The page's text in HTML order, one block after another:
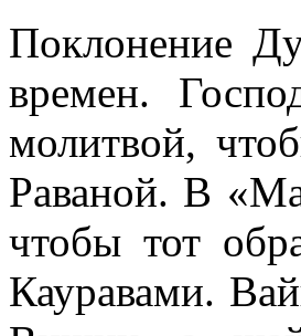
Поклонение
времен.
молитвой,
Раваной. В
чтобы тот
Кауравами.